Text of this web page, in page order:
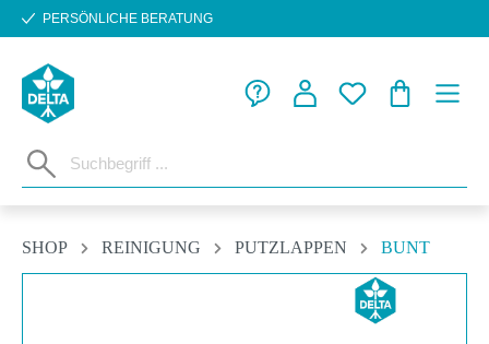
Zum Hauptinhalt springen
PERSÖNLICHE BERATUNG
SHOP REINIGUNG PUTZLAPPEN
BUNT